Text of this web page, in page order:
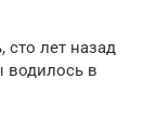
лет назад
водилось в